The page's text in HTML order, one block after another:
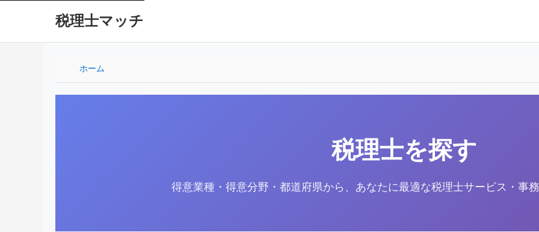
税理士マッチ
ホーム
税理士を探す
得意業種・得意分野・都道府県から、あなたに最適な税理士サービス・事